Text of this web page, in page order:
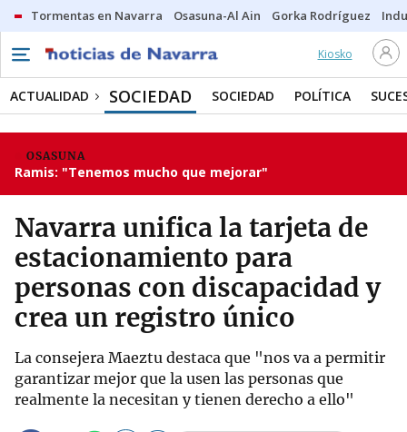
Tormentas en Navarra Osasuna-Al Ain Gorka Rodríguez
Kiosko
ACTUALIDAD SOCIEDAD SOCIEDAD POLÍTICA
OSASUNA
Ramis: "Tenemos mucho que mejorar"
Navarra unifica la tarjeta de
estacionamiento para
personas con discapacidad y
crea un registro único
La consejera Maeztu destaca que "nos va a permitir
garantizar mejor que la usen las personas que
realmente la necesitan y tienen derecho a ello"